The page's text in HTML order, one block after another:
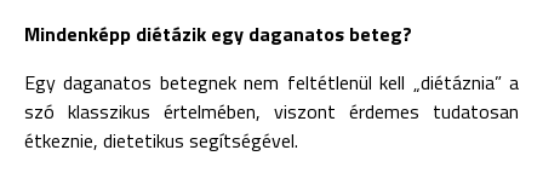
Mindenképp diétázik egy daganatos beteg?
Egy daganatos betegnek nem feltétlenül kell „diétáznia” a
szó klasszikus értelmében, viszont érdemes tudatosan
étkeznie, dietetikus segítségével.